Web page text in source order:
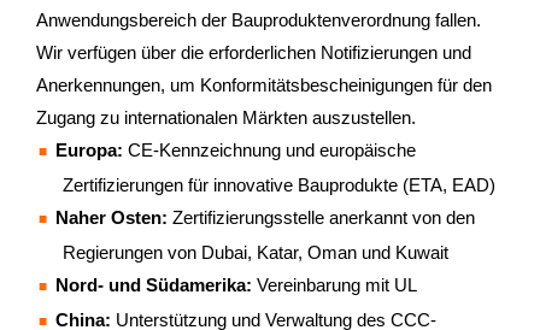
Anwendungsbereich der Bauproduktenverordnung fallen.
Wir verfügen über die erforderlichen Notifizierungen und
Anerkennungen, um Konformitätsbescheinigungen für den
Zugang zu internationalen Märkten auszustellen.
Europa: CE-Kennzeichnung und europäische
Zertifizierungen für innovative Bauprodukte (ETA, EAD)
Naher Osten: Zertifizierungsstelle anerkannt von den
Regierungen von Dubai, Katar, Oman und Kuwait
Nord- und Südamerika: Vereinbarung mit UL
China: Unterstützung und Verwaltung des CCC-